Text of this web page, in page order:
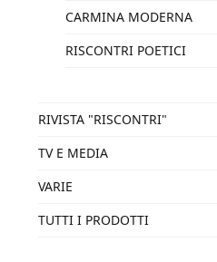
CARMINA MODERNA
RISCONTRI POETICI
RIVISTA "RISCONTRI"
TV E MEDIA
VARIE
TUTTI I PRODOTTI